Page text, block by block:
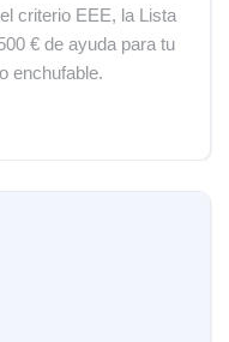
criterio EEE, la Lista
€ de ayuda para tu
enchufable.